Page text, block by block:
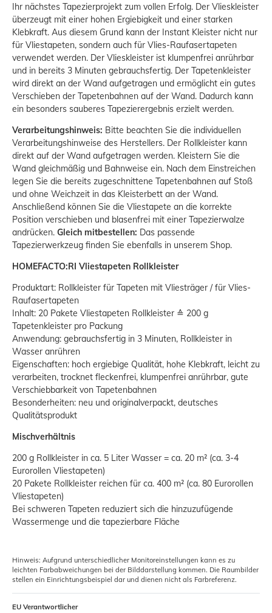
Ihr nächstes Tapezierprojekt zum vollen Erfolg. Der Vlieskleister
überzeugt mit einer hohen Ergiebigkeit und einer starken
Klebkraft. Aus diesem Grund kann der Instant Kleister nicht nur
für Vliestapeten, sondern auch für Vlies-Raufasertapeten
verwendet werden. Der Vlieskleister ist klumpenfrei anrührbar
und in bereits 3 Minuten gebrauchsfertig. Der Tapetenkleister
wird direkt an der Wand aufgetragen und ermöglicht ein gutes
Verschieben der Tapetenbahnen auf der Wand. Dadurch kann
ein besonders sauberes Tapezierergebnis erzielt werden.
Verarbeitungshinweis: Bitte beachten Sie die individuellen
Verarbeitungshinweise des Herstellers. Der Rollkleister kann
direkt auf der Wand aufgetragen werden. Kleistern Sie die
Wand gleichmäßig und Bahnweise ein. Nach dem Einstreichen
legen Sie die bereits zugeschnittene Tapetenbahnen auf Stoß
und ohne Weichzeit in das Kleisterbett an der Wand.
Anschließend können Sie die Vliestapete an die korrekte
Position verschieben und blasenfrei mit einer Tapezierwalze
andrücken. Gleich mitbestellen: Das passende
Tapezierwerkzeug finden Sie ebenfalls in unserem Shop.
HOMEFACTO:RI Vliestapeten Rollkleister
Produktart: Rollkleister für Tapeten mit Vliesträger / für Vlies-
Raufasertapeten
Inhalt: 20 Pakete Vliestapeten Rollkleister ≙ 200 g
Tapetenkleister pro Packung
Anwendung: gebrauchsfertig in 3 Minuten, Rollkleister in
Wasser anrühren
Eigenschaften: hoch ergiebige Qualität, hohe Klebkraft, leicht zu
verarbeiten, trocknet fleckenfrei, klumpenfrei anrührbar, gute
Verschiebbarkeit von Tapetenbahnen
Besonderheiten: neu und originalverpackt, deutsches
Qualitätsprodukt
Mischverhältnis
200 g Rollkleister in ca. 5 Liter Wasser = ca. 20 m² (ca. 3-4
Eurorollen Vliestapeten)
20 Pakete Rollkleister reichen für ca. 400 m² (ca. 80 Eurorollen
Vliestapeten)
Bei schweren Tapeten reduziert sich die hinzuzufügende
Wassermenge und die tapezierbare Fläche
Hinweis: Aufgrund unterschiedlicher Monitoreinstellungen kann es zu
leichten Farbabweichungen bei der Bilddarstellung kommen. Die Raumbilder
stellen ein Einrichtungsbeispiel dar und dienen nicht als Farbreferenz.
EU Verantwortlicher